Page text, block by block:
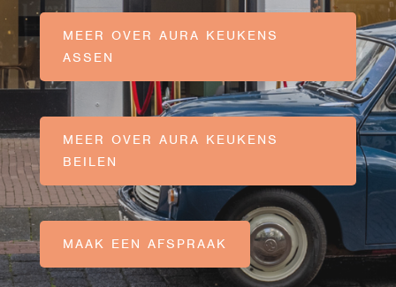
MEER OVER AURA KEUKENS
ASSEN
MEER OVER AURA KEUKENS
BEILEN
MAAK EEN AFSPRAAK